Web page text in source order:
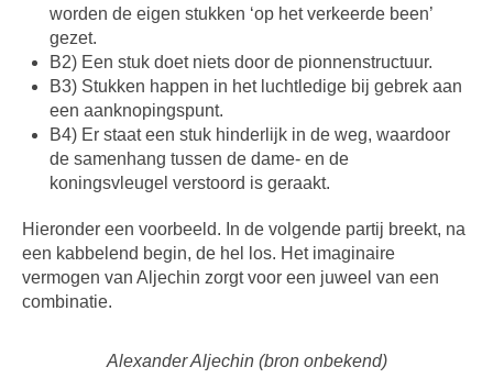
worden de eigen stukken ‘op het verkeerde been’
gezet.
B2) Een stuk doet niets door de pionnenstructuur.
B3) Stukken happen in het luchtledige bij gebrek aan
een aanknopingspunt.
B4) Er staat een stuk hinderlijk in de weg, waardoor
de samenhang tussen de dame- en de
koningsvleugel verstoord is geraakt.
Hieronder een voorbeeld. In de volgende partij breekt, na
een kabbelend begin, de hel los. Het imaginaire
vermogen van Aljechin zorgt voor een juweel van een
combinatie.
Alexander Aljechin (bron onbekend)